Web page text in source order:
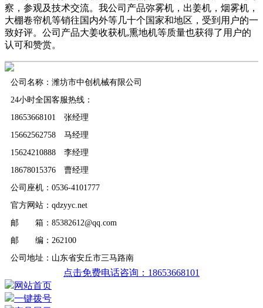
察，参观及技术交流。我公司产品弥雾机，出姜机，烟雾机，
大棚卷帘机等销往国内外等几十个国家和地区，受到用户的一
致好评。公司产品大姜收获机,熏地机等质量也获得了用户的
认可和赞赏。
公司名称：潍坊市中创机械有限公司
24小时全国客服热线：
18653668101 张经理
15662562758 马经理
15624210888 李经理
18678015376 曹经理
公司座机：0536-4101777
官方网站：qdzyyc.net
邮 箱：85382612@qq.com
邮 编：262100
公司地址：山东省安丘市三马路南
点击免费电话咨询：18653668101
网站首页
一键拨号